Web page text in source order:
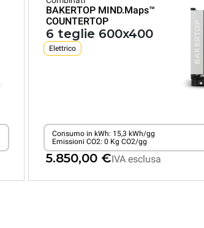
BAKERTOP MIND.Maps™
COUNTERTOP
6 teglie 600x400
Elettrico
Consumo in kWh: 15,3 kWh/gg
Emissioni CO2: 0 Kg CO2/gg
5.850,00 €IVA esclusa